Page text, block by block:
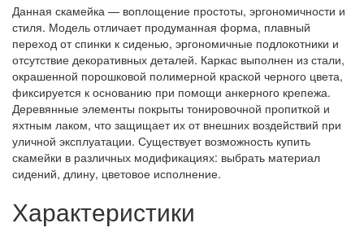
Данная скамейка — воплощение простоты, эргономичности и
стиля. Модель отличает продуманная форма, плавный
переход от спинки к сиденью, эргономичные подлокотники и
отсутствие декоративных деталей. Каркас выполнен из стали,
окрашенной порошковой полимерной краской черного цвета,
фиксируется к основанию при помощи анкерного крепежа.
Деревянные элементы покрыты тонировочной пропиткой и
яхтным лаком, что защищает их от внешних воздействий при
уличной эксплуатации. Существует возможность купить
скамейки в различных модификациях: выбрать материал
сидений, длину, цветовое исполнение.
Характеристики